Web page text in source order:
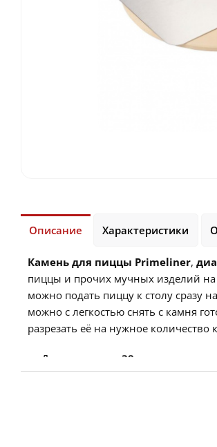
Описание
Камень для пиццы Primeliner,
пиццы и прочих мучных изделий на
можно подать пиццу к столу сразу
можно с легкостью снять с камня
разрезать её на нужное
Диаметр камня 38 см
Характеристики